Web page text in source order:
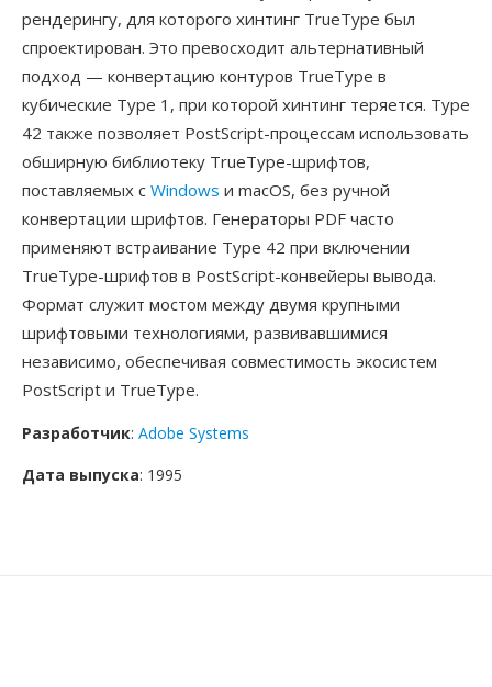
рендерингу, для которого хинтинг TrueType был
спроектирован. Это превосходит альтернативный
подход — конвертацию контуров TrueType в
кубические Type 1, при которой хинтинг теряется. Type
42 также позволяет PostScript-процессам использовать
обширную библиотеку TrueType-шрифтов,
поставляемых с Windows и macOS, без ручной
конвертации шрифтов. Генераторы PDF часто
применяют встраивание Type 42 при включении
TrueType-шрифтов в PostScript-конвейеры вывода.
Формат служит мостом между двумя крупными
шрифтовыми технологиями, развивавшимися
независимо, обеспечивая совместимость экосистем
PostScript и TrueType.
Разработчик: Adobe Systems
Дата выпуска: 1995